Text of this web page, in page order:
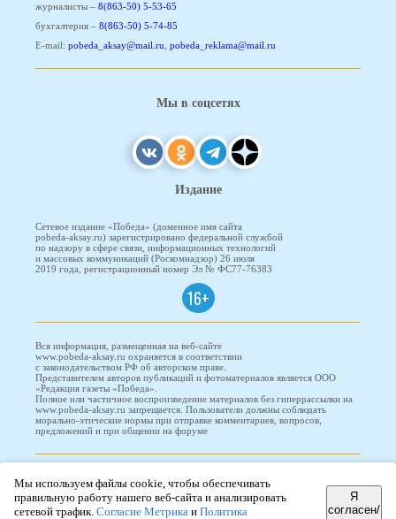
журналисты – 8(863-50) 5-53-65
бухгалтерия – 8(863-50) 5-74-85
E-mail: pobeda_aksay@mail.ru, pobeda_reklama@mail.ru
Мы в соцсетях
Издание
Сетевое издание «Победа» (доменное имя сайта
pobeda-aksay.ru) зарегистрировано федеральной службой
по надзору в сфере связи, информационных технологий
и массовых коммуникаций (Роскомнадзор) 26 июля
2019 года, регистрационный номер Эл № ФС77-76383
16+
Вся информация, размещенная на веб-сайте
www.pobeda-aksay.ru охраняется в соответствии
с законодательством РФ об авторском праве.
Представителем авторов публикаций и фотоматериалов является ООО
«Редакция газеты «Победа».
Полное или частичное воспроизведение материалов без гиперрассылки на
www.pobeda-aksay.ru запрещается. Пользователи должны соблюдать
морально-этические нормы при отправке комментариев, вопросов,
предложений и при общении на форуме
Мы используем файлы cookie, чтобы обеспечивать
правильную работу нашего веб-сайта и анализировать
сетевой трафик. Согласие Метрика и Политика
Я
согласен/